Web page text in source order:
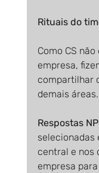
Rituais do
Como CS
empresa,
compartilhar
demais áreas.
Respostas
selecionadas
central e nos
empresa